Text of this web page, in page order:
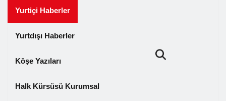
Yurtiçi Haberler
Yurtdışı Haberler
Köşe Yazıları
Halk Kürsüsü Kurumsal